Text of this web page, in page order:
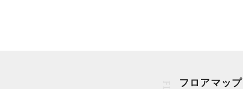
フロアマップ